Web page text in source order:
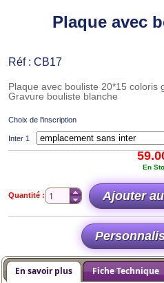
Plaque avec
Réf : CB17
Plaque avec bouliste 20*15 coloris
Gravure bouliste blanche
Choix de l'inscription
Inter 1
En
Quantité :
En savoir plus
Fiche Technique